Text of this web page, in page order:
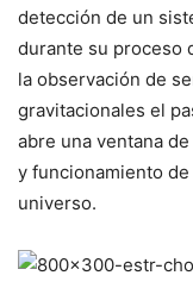
detección de un
durante su proceso
la observación de
gravitacionales el
abre una ventana
y funcionamiento
universo.